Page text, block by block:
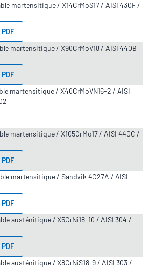
martensitique / X14CrMoS17 / AISI 430F /
martensitique / X90CrMoV18 / AISI 440B
martensitique / X40CrMoVN16-2 / AISI
martensitique / X105CrMo17 / AISI 440C /
martensitique / Sandvik 4C27A / AISI
austénitique / X5CrNi18-10 / AISI 304 /
austénitique / X8CrNiS18-9 / AISI 303 /